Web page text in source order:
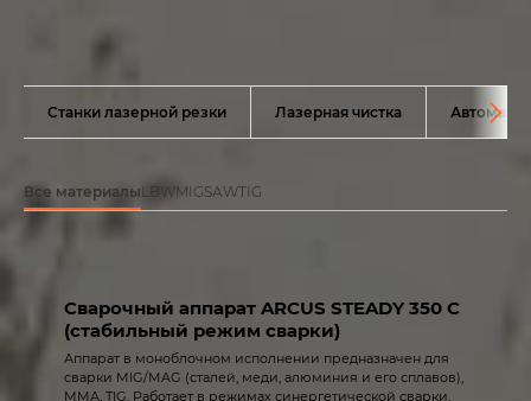
Станки лазерной резки Лазерная чистка
Все материалыLBWMIGSAWTIG
Сварочный аппарат ARCUS STEADY 350 C
(стабильный режим сварки)
Аппарат в моноблочном исполнении предназначен для
сварки MIG/MAG (сталей, меди, алюминия и его сплавов),
ММА, TIG. Работает в режимах синергетической сварки,